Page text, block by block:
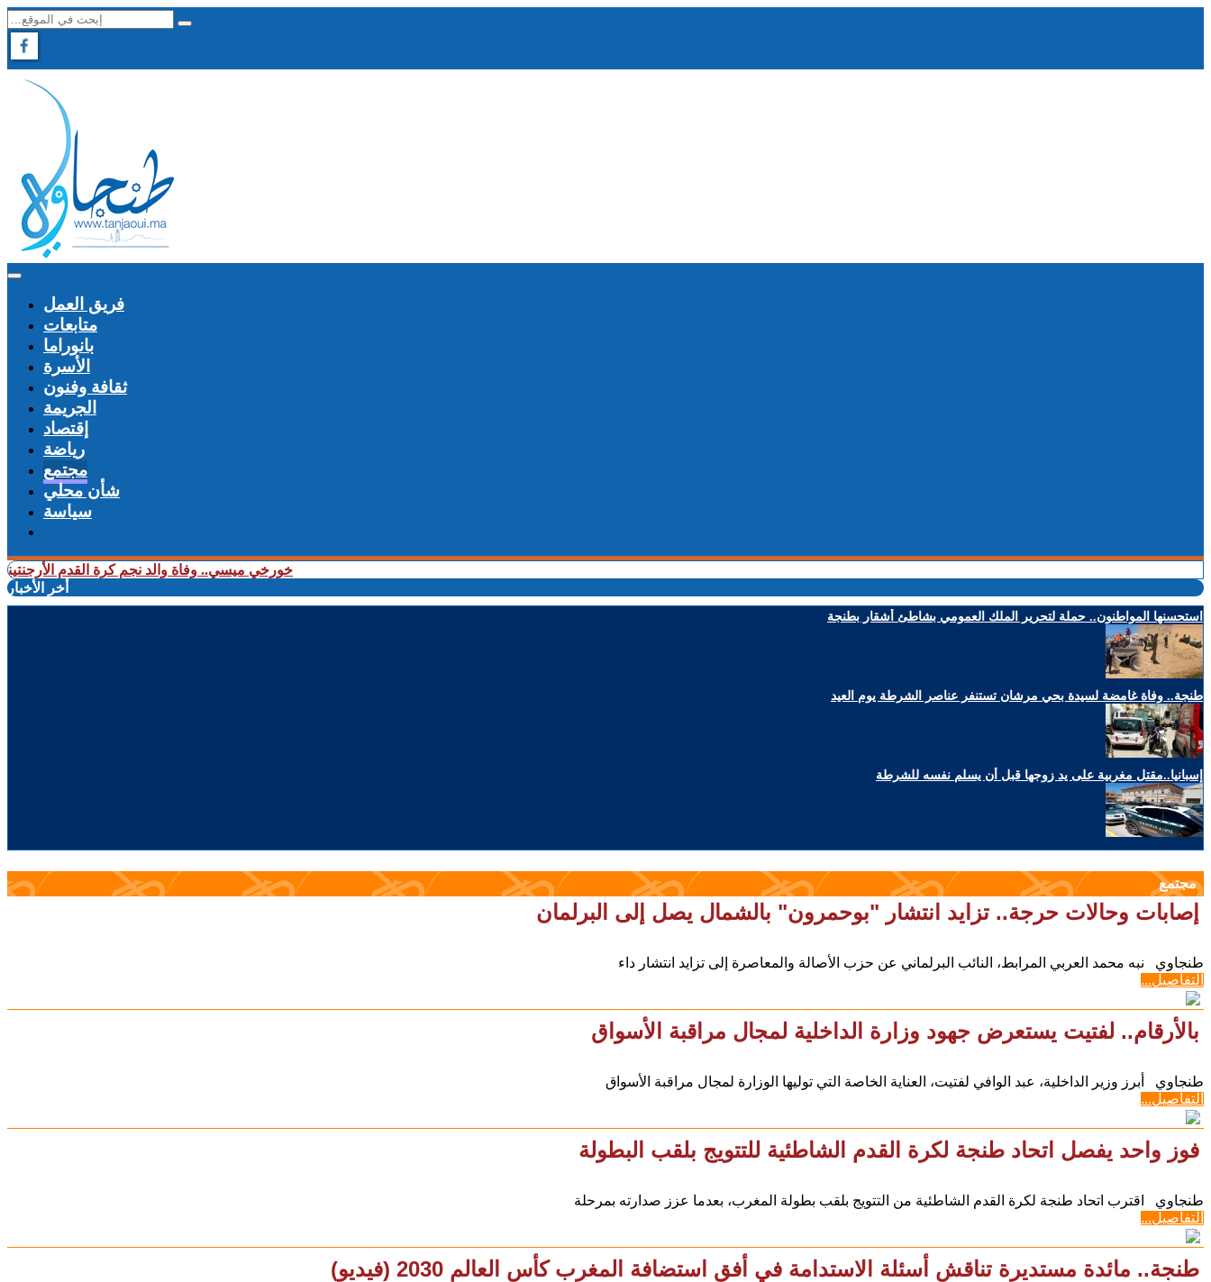
فريق العمل
متابعات
بانوراما
الأسرة
ثقافة وفنون
الجريمة
إقتصاد
رياضة
مجتمع
شأن محلي
سياسة
+ خورخي ميسي.. وفاة والد نجم كرة القدم الأرجنتيني ليونيل
أخر الأخبار
استحسنها المواطنون.. حملة لتحرير الملك العمومي بشاطئ أشقار بطنجة
طنجة.. وفاة غامضة لسيدة بحي مرشان تستنفر عناصر الشرطة يوم العيد
إسبانيا..مقتل مغربية على يد زوجها قبل أن يسلم نفسه للشرطة
مجتمع
إصابات وحالات حرجة.. تزايد انتشار "بوحمرون" بالشمال يصل إلى البرلمان
طنجاوي نبه محمد العربي المرابط، النائب البرلماني عن حزب الأصالة والمعاصرة إلى تزايد انتشار داء
التفاصيل...
بالأرقام.. لفتيت يستعرض جهود وزارة الداخلية لمجال مراقبة الأسواق
طنجاوي أبرز وزير الداخلية، عبد الوافي لفتيت، العناية الخاصة التي توليها الوزارة لمجال مراقبة الأسواق
التفاصيل...
فوز واحد يفصل اتحاد طنجة لكرة القدم الشاطئية للتتويج بلقب البطولة
طنجاوي اقترب اتحاد طنجة لكرة القدم الشاطئية من التتويج بلقب بطولة المغرب، بعدما عزز صدارته بمرحلة
التفاصيل...
طنجة.. مائدة مستديرة تناقش أسئلة الاستدامة في أفق استضافة المغرب كأس العالم 2030 (فيديو)